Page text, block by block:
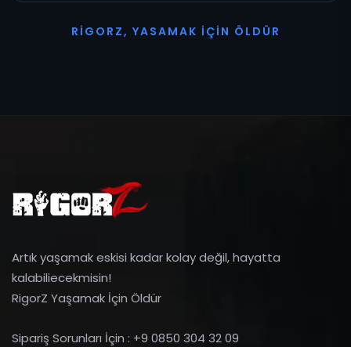
R I G O R Z, YASAMAK İ ÇI N Ö L D Ü R
Artık yaşamak eskisi kadar kolay değil, hayatta
kalabiliecekmisin!
RigorZ Yaşamak İçin Öldür
Sipariş Sorunları İçin : +9 0850 304 32 09